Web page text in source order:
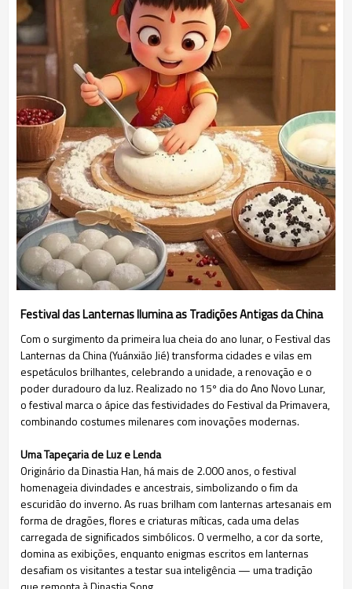
Festival das Lanternas Ilumina as Tradições Antigas da China
Com o surgimento da primeira lua cheia do ano lunar, o Festival das
Lanternas da China (Yuánxiāo Jié) transforma cidades e vilas em
espetáculos brilhantes, celebrando a unidade, a renovação e o
poder duradouro da luz. Realizado no 15º dia do Ano Novo Lunar,
o festival marca o ápice das festividades do Festival da Primavera,
combinando costumes milenares com inovações modernas.
Uma Tapeçaria de Luz e Lenda
Originário da Dinastia Han, há mais de 2.000 anos, o festival
homenageia divindades e ancestrais, simbolizando o fim da
escuridão do inverno. As ruas brilham com lanternas artesanais em
forma de dragões, flores e criaturas míticas, cada uma delas
carregada de significados simbólicos. O vermelho, a cor da sorte,
domina as exibições, enquanto enigmas escritos em lanternas
desafiam os visitantes a testar sua inteligência — uma tradição